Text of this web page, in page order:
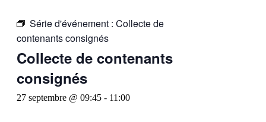
Série d'événement : Collecte de
contenants consignés
Collecte de contenants
consignés
27 septembre @ 09:45 - 11:00